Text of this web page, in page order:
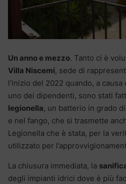
Un anno e mezzo. Tanto ci è
Villa Niscemi, sede di
l’inizio del 2022 quando, a
uno dei dipendenti, sono stati
legionella, un batterio in grado
e nel fango, che si trasmette
Legionella che è stata, per la
utilizzato per
La chiusura immediata, la
degli impianti idrici dove è più